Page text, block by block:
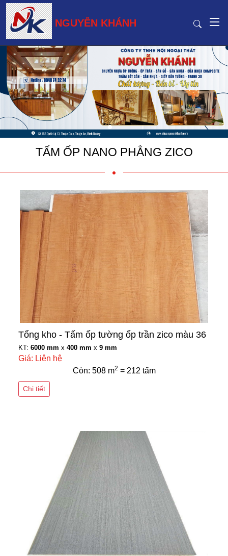
NGUYỄN KHÁNH
TẤM ỐP NANO PHẲNG ZICO
Tổng kho - Tấm ốp tường ốp trần zico màu 36
KT: 6000 mm x 400 mm x 9 mm
Giá: Liên hệ
Còn: 508 m2 = 212 tấm
Chi tiết